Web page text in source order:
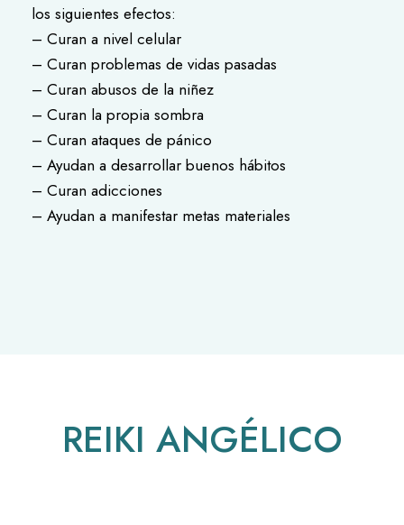
los siguientes efectos:
– Curan a nivel celular
– Curan problemas de vidas pasadas
– Curan abusos de la niñez
– Curan la propia sombra
– Curan ataques de pánico
– Ayudan a desarrollar buenos hábitos
– Curan adicciones
– Ayudan a manifestar metas materiales
REIKI ANGÉLICO